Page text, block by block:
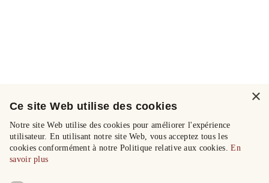
×
Ce site Web utilise des cookies
Notre site Web utilise des cookies pour améliorer l'expérience
utilisateur. En utilisant notre site Web, vous acceptez tous les
cookies conformément à notre Politique relative aux cookies.En
savoir plus